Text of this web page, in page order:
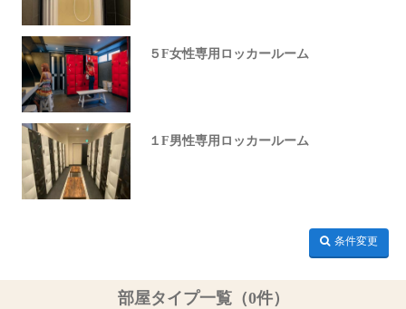
５F女性専用ロッカールーム
１F男性専用ロッカールーム
条件変更
部屋タイプ一覧（0件）